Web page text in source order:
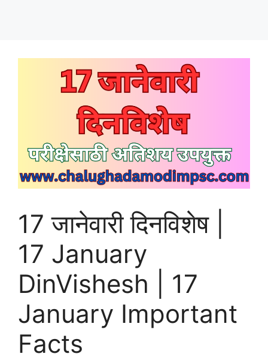
17 जानेवारी दिनविशेष |
17 January
DinVishesh | 17
January Important
Facts